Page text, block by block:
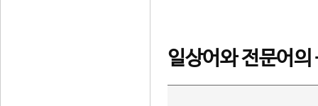
일상어와 전문어의